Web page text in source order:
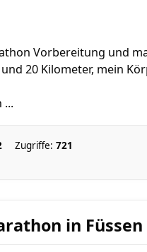
Vorbereitung und
20 Kilometer, mein
...
Zugriffe: 721
in Füssen